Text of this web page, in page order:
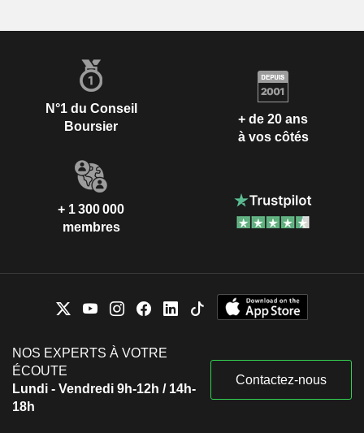
N°1 du Conseil
Boursier
+ de 20 ans
à vos côtés
+ 1 300 000
membres
NOS EXPERTS À VOTRE
ÉCOUTE
Lundi - Vendredi 9h-12h / 14h-
18h
Contactez-nous